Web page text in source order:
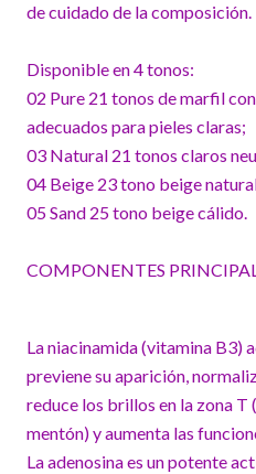
de cuidado de la composición.
Disponible en 4 tonos:
02 Pure 21 tonos de marfil
adecuados para pieles claras;
03 Natural 21 tonos claros
04 Beige 23 tono beige
05 Sand 25 tono beige cálido.
COMPONENTES
La niacinamida (vitamina B3)
previene su aparición,
reduce los brillos en la zona T
mentón) y aumenta las
La adenosina es un potente